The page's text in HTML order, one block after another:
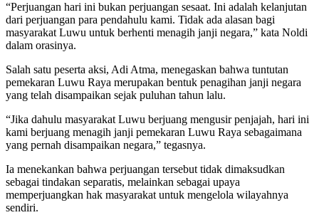
“Perjuangan hari ini bukan perjuangan sesaat. Ini adalah kelanjutan
dari perjuangan para pendahulu kami. Tidak ada alasan bagi
masyarakat Luwu untuk berhenti menagih janji negara,” kata Noldi
dalam orasinya.
Salah satu peserta aksi, Adi Atma, menegaskan bahwa tuntutan
pemekaran Luwu Raya merupakan bentuk penagihan janji negara
yang telah disampaikan sejak puluhan tahun lalu.
“Jika dahulu masyarakat Luwu berjuang mengusir penjajah, hari ini
kami berjuang menagih janji pemekaran Luwu Raya sebagaimana
yang pernah disampaikan negara,” tegasnya.
Ia menekankan bahwa perjuangan tersebut tidak dimaksudkan
sebagai tindakan separatis, melainkan sebagai upaya
memperjuangkan hak masyarakat untuk mengelola wilayahnya
sendiri.